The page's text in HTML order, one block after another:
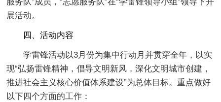
服务队”成员，“志愿服务队”在“学雷锋领导小组”领导下开
展活动。
四、活动内容
学雷锋活动以3月份为集中行动月并贯穿全年，以实
现“弘扬雷锋精神，倡导文明新风，深化文明城市创建，
推进社会主义核心价值体系建设”为总体目标。重点做好
以下四个方面的工作：